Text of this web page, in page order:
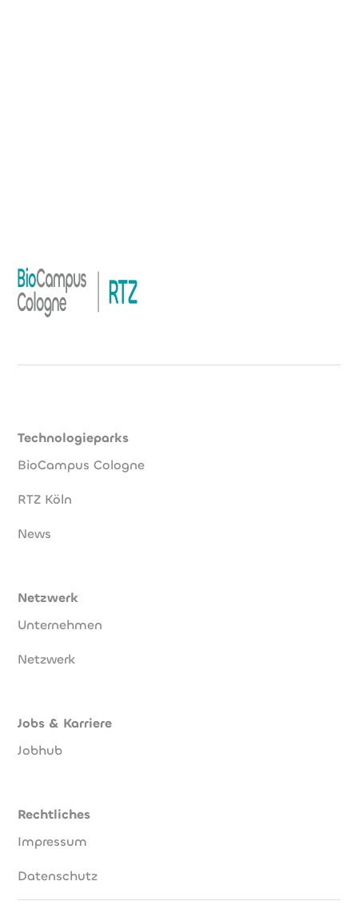
Technologieparks
BioCampus Cologne
RTZ Köln
News
Netzwerk
Unternehmen
Netzwerk
Jobs & Karriere
Jobhub
Rechtliches
Impressum
Datenschutz